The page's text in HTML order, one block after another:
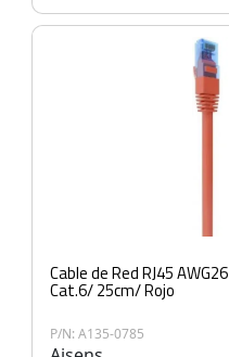
Cable de Red RJ45
Cat.6/ 25cm/ Rojo
P/N: A135-0785